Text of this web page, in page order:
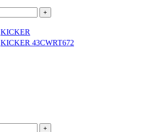
KICKER
KICKER 43CWRT672